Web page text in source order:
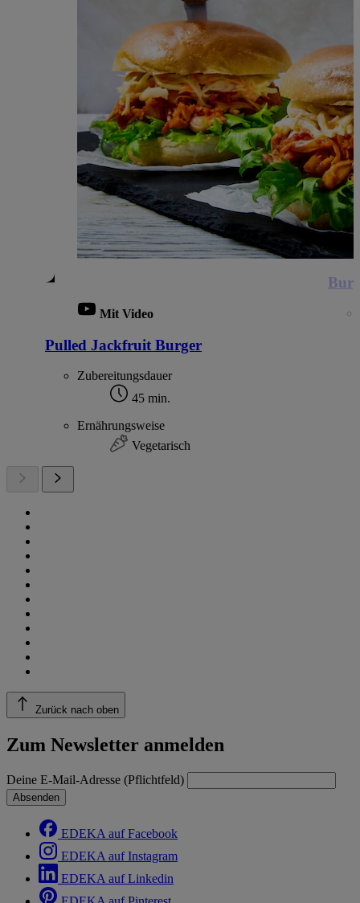
Mit Video
Pulled Jackfruit Burger
Zubereitungsdauer
45 min.
Ernährungsweise
Vegetarisch
Zurück nach oben
Zum Newsletter anmelden
Deine E-Mail-Adresse (Pflichtfeld)
Absenden
EDEKA auf Facebook
EDEKA auf Instagram
EDEKA auf Linkedin